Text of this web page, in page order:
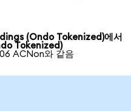
(Ondo Tokenized)에서
Tokenized)
ACNon와 같음